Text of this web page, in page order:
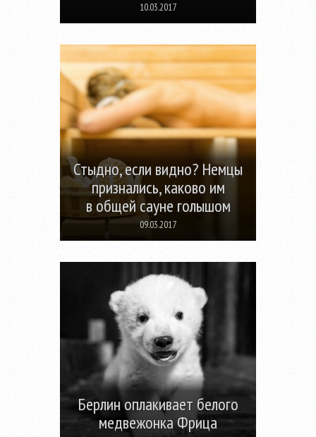
10.03.2017
Стыдно, если видно? Немцы
признались, каково им
в общей сауне голышом
09.03.2017
Берлин оплакивает белого
медвежонка Фрица